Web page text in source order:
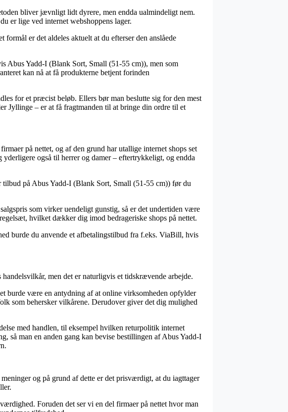
bliver jævnligt lidt dyrere, men endda ualmindeligt nem.
er lige ved internet webshoppens lager.
er det aldeles aktuelt at du efterser den anslåede
Abus Yadd-I (Blank Sort, Small (51-55 cm)), men som
kan nå at få produkterne betjent forinden
for et præcist beløb. Ellers bør man beslutte sig for den mest
Jyllinge – er at få fragtmanden til at bringe din ordre til et
på nettet, og af den grund har utallige internet shops set
også til herrer og damer – eftertrykkeligt, og endda
på Abus Yadd-I (Blank Sort, Small (51-55 cm)) før du
som virker uendeligt gunstig, så er det undertiden være
hvilket dækker dig imod bedrageriske shops på nettet.
burde du anvende et afbetalingstilbud fra f.eks. ViaBill, hvis
men det er naturligvis et tidskrævende arbejde.
burde være en antydning af at online virksomheden opfylder
som behersker vilkårene. Derudover giver det dig mulighed
med handlen, til eksempel hvilken returpolitik internet
så man en anden gang kan bevise bestillingen af Abus Yadd-I
og på grund af dette er det prisværdigt, at du iagttager
Foruden det ser vi en del firmaer på nettet hvor man